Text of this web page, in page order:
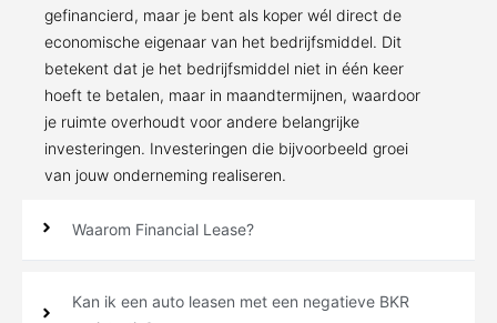
gefinancierd, maar je bent als koper wél direct de
economische eigenaar van het bedrijfsmiddel. Dit
betekent dat je het bedrijfsmiddel niet in één keer
hoeft te betalen, maar in maandtermijnen, waardoor
je ruimte overhoudt voor andere belangrijke
investeringen. Investeringen die bijvoorbeeld groei
van jouw onderneming realiseren.
Waarom Financial Lease?
Kan ik een auto leasen met een negatieve BKR